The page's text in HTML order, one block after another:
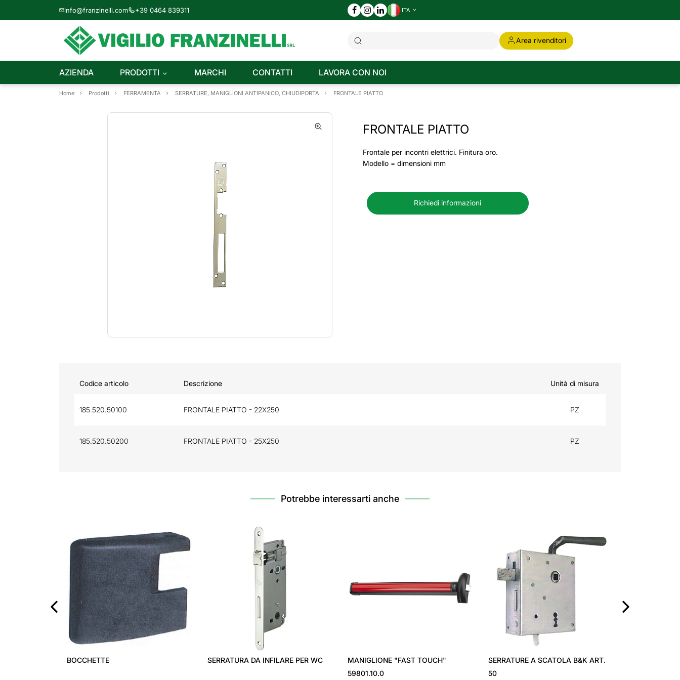
info@franzinelli.com +39 0464 839311 ITA
Area rivenditori
AZIENDA PRODOTTI MARCHI CONTATTI LAVORA CON NOI
Home Prodotti FERRAMENTA SERRATURE, MANIGLIONI ANTIPANICO, CHIUDIPORTA FRONTALE PIATTO
FRONTALE PIATTO
Frontale per incontri elettrici. Finitura oro.
Modello = dimensioni mm
Richiedi informazioni
Codice articolo Descrizione Unità di misura
185.520.50100 FRONTALE PIATTO - 22X250 PZ
185.520.50200 FRONTALE PIATTO - 25X250 PZ
Potrebbe interessarti anche
BOCCHETTE SERRATURA DA INFILARE PER WC
MANIGLIONE "FAST TOUCH"
59801.10.0
SERRATURE A SCATOLA B&K ART.
50